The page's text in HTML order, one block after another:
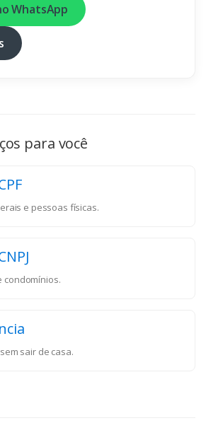
WhatsApp
para você
e pessoas físicas.
condomínios.
sair de casa.